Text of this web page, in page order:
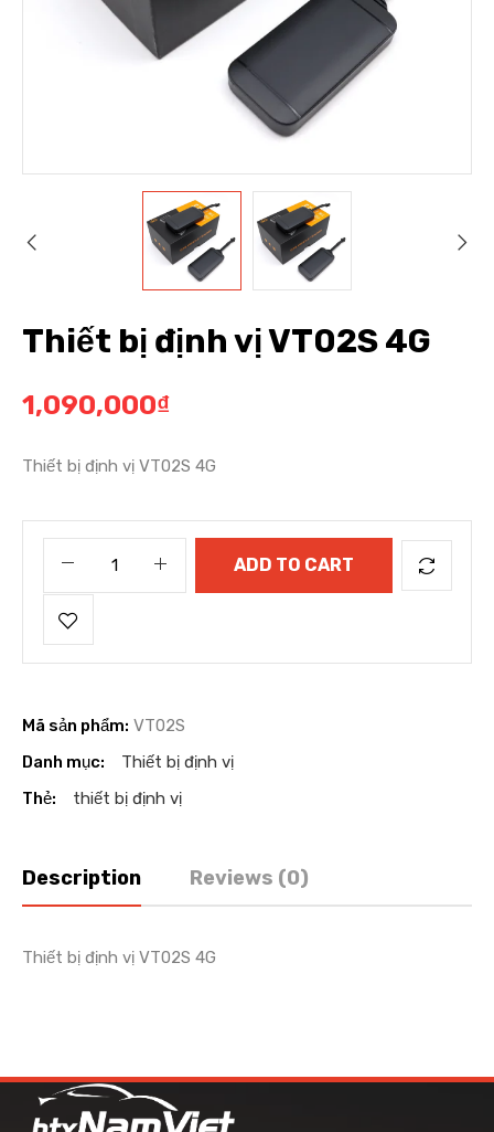
Thiết bị định vị VT02S 4G
1,090,000₫
Thiết bị định vị VT02S 4G
ADD TO CART
Mã sản phẩm: VT02S
Danh mục:
Thiết bị định vị
Thẻ:
thiết bị định vị
Description Reviews (0)
Thiết bị định vị VT02S 4G